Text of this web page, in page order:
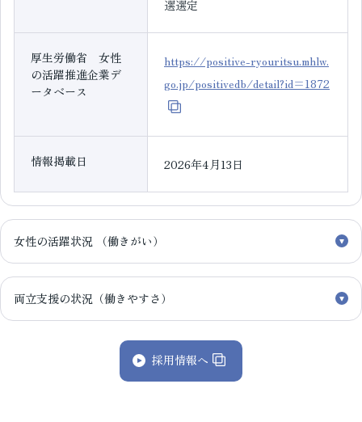
選選定
厚生労働省 女性
の活躍推進企業デ
ータベース
https://positive-ryouritsu.mhlw.
go.jp/positivedb/detail?id=1872
情報掲載日 2026年4月13日
女性の活躍状況 （働きがい）
両立支援の状況（働きやすさ）
採用情報へ